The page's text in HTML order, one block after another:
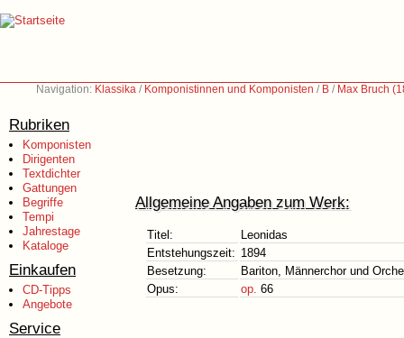
Navigation: Klassika / Komponistinnen und Komponisten / B / Max Bruch
Rubriken
Komponisten
Dirigenten
Textdichter
Gattungen
Begriffe
Tempi
Jahrestage
Kataloge
Einkaufen
CD-Tipps
Angebote
Service
Allgemeine Angaben zum Werk:
Titel:
Leonidas
Entstehungszeit: 1894
Besetzung:
Bariton, Männerchor und
Opus:
op. 66